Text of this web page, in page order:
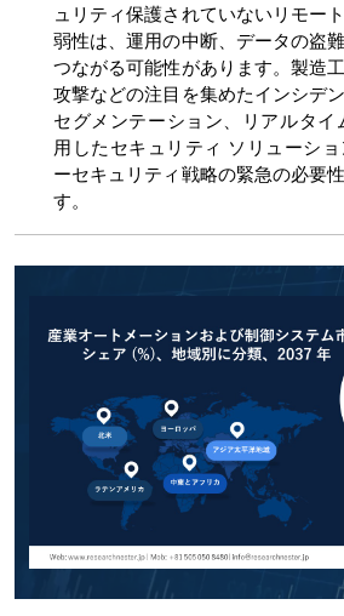
ュリティ保護されていないリモー
弱性は、運用の中断、データの盗
つながる可能性があります。製造
攻撃などの注目を集めたインシデ
セグメンテーション、リアルタ
用したセキュリティ ソリューシ
ーセキュリティ戦略の緊急の必要
す。